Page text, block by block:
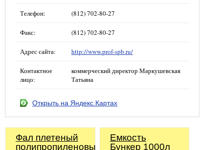
Телефон: (812) 702-80-27
Факс: (812) 702-80-27
Адрес сайта: http://www.prof-spb.ru/
Контактное
лицо:
коммерческий директор Маркушевская
Татьяна
Открыть на Яндекс.Картах
Фал плетеный
полипропиленовый,
Емкость
Бункер 1000л